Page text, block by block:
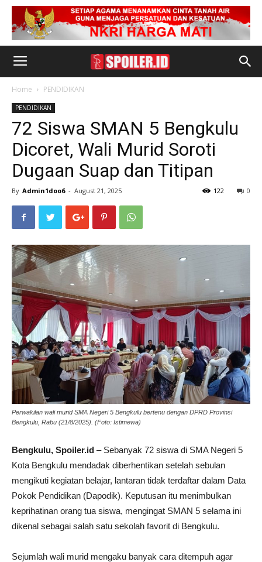
Home PENDIDIKAN
PENDIDIKAN
72 Siswa SMAN 5 Bengkulu
Dicoret, Wali Murid Soroti
Dugaan Suap dan Titipan
By Admin1doo6 - August 21, 2025 0
122
Perwakilan wali murid SMA Negeri 5 Bengkulu bertenu dengan DPRD Provinsi
Bengkulu, Rabu (21/8/2025). (Foto: Istimewa)
Bengkulu, Spoiler.id – Sebanyak 72 siswa di SMA Negeri 5
Kota Bengkulu mendadak diberhentikan setelah sebulan
mengikuti kegiatan belajar, lantaran tidak terdaftar dalam Data
Pokok Pendidikan (Dapodik). Keputusan itu menimbulkan
keprihatinan orang tua siswa, mengingat SMAN 5 selama ini
dikenal sebagai salah satu sekolah favorit di Bengkulu.
Sejumlah wali murid mengaku banyak cara ditempuh agar